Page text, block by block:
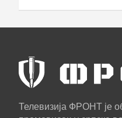
Телевизија ФРОНТ је